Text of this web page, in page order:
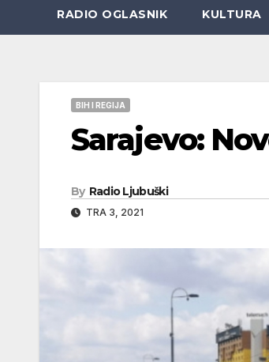
RADIO OGLASNIK KULTURA
BIH I REGIJA
Sarajevo:
By Radio Ljubuški
TRA 3, 2021